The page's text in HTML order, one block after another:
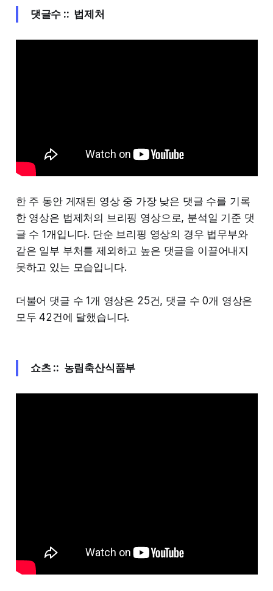
댓글수 :: 법제처
한 주 동안 게재된 영상 중 가장 낮은 댓글 수를 기록
한 영상은 법제처의 브리핑 영상으로, 분석일 기준 댓
글 수 1개입니다. 단순 브리핑 영상의 경우 법무부와
같은 일부 부처를 제외하고 높은 댓글을 이끌어내지
못하고 있는 모습입니다.
더불어 댓글 수 1개 영상은 25건, 댓글 수 0개 영상은
모두 42건에 달했습니다.
쇼츠 :: 농림축산식품부